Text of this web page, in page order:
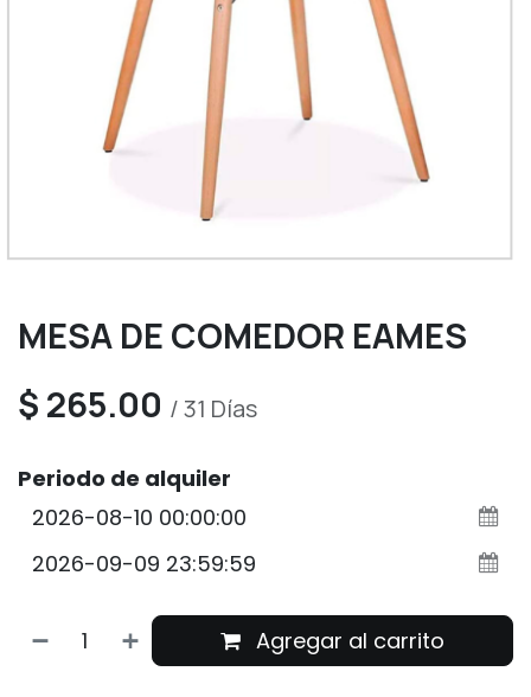
MESA DE COMEDOR EAMES
$ 265.00 /31 Días
Periodo de alquiler
Agregar al carrito